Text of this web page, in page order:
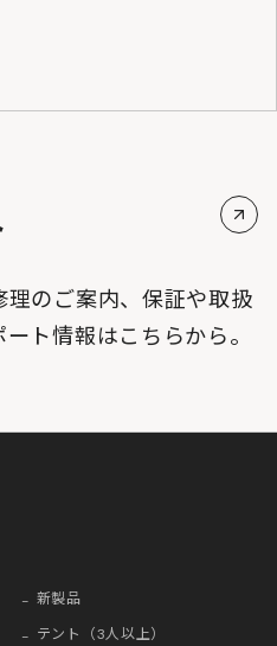
のご案内、保証や取扱
ト情報はこちらから。
新製品
テント（3人以上）